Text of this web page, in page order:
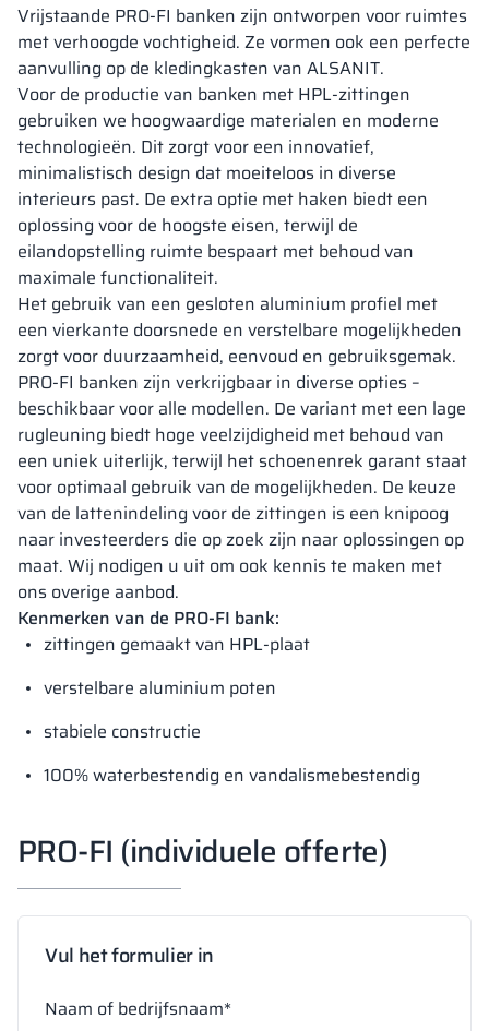
Vrijstaande PRO-FI banken zijn ontworpen voor ruimtes
met verhoogde vochtigheid. Ze vormen ook een perfecte
aanvulling op de kledingkasten van ALSANIT.
Voor de productie van banken met HPL-zittingen
gebruiken we hoogwaardige materialen en moderne
technologieën. Dit zorgt voor een innovatief,
minimalistisch design dat moeiteloos in diverse
interieurs past. De extra optie met haken biedt een
oplossing voor de hoogste eisen, terwijl de
eilandopstelling ruimte bespaart met behoud van
maximale functionaliteit.
Het gebruik van een gesloten aluminium profiel met
een vierkante doorsnede en verstelbare mogelijkheden
zorgt voor duurzaamheid, eenvoud en gebruiksgemak.
PRO-FI banken zijn verkrijgbaar in diverse opties –
beschikbaar voor alle modellen. De variant met een lage
rugleuning biedt hoge veelzijdigheid met behoud van
een uniek uiterlijk, terwijl het schoenenrek garant staat
voor optimaal gebruik van de mogelijkheden. De keuze
van de lattenindeling voor de zittingen is een knipoog
naar investeerders die op zoek zijn naar oplossingen op
maat. Wij nodigen u uit om ook kennis te maken met
ons overige aanbod.
Kenmerken van de PRO-FI bank:
zittingen gemaakt van HPL-plaat
verstelbare aluminium poten
stabiele constructie
100% waterbestendig en vandalismebestendig
PRO-FI (individuele offerte)
Vul het formulier in
Naam of bedrijfsnaam*